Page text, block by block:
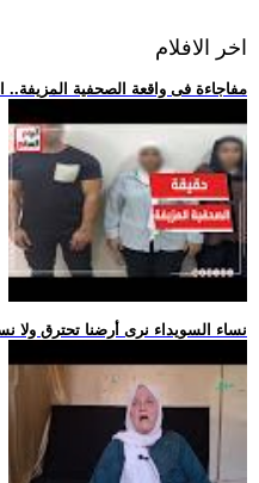
اخر الافلام
.. مفاجاءة فى واقعة الصحفية
.. نساء السويداء نرى أرضنا تحترق ولا